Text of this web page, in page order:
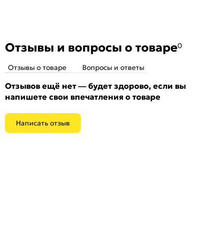
Количество шт. в упаковке:
Отзывы и вопросы о товаре0
Отзывы о товаре Вопросы и ответы
Отзывов ещё нет — будет здорово, если вы
напишете свои впечатления о товаре
Написать отзыв